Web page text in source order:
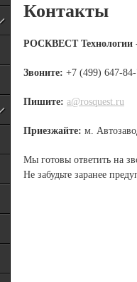
Контакты
РОСКВЕСТ Технологии
Звоните: +7 (499) 647-
Пишите: a@rosquest.ru
Приезжайте: м.
Мы готовы ответить на
Не забудьте заранее